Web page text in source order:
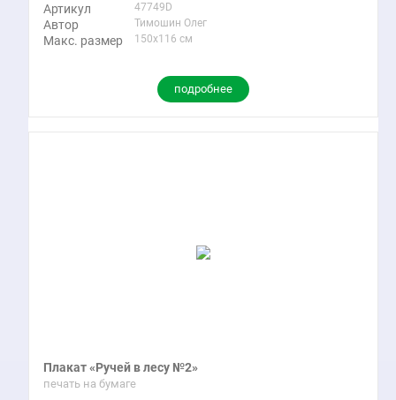
Артикул 47749D
Автор Тимошин Олег
Макс. размер 150x116 см
подробнее
Плакат «Ручей в лесу №2»
печать на бумаге